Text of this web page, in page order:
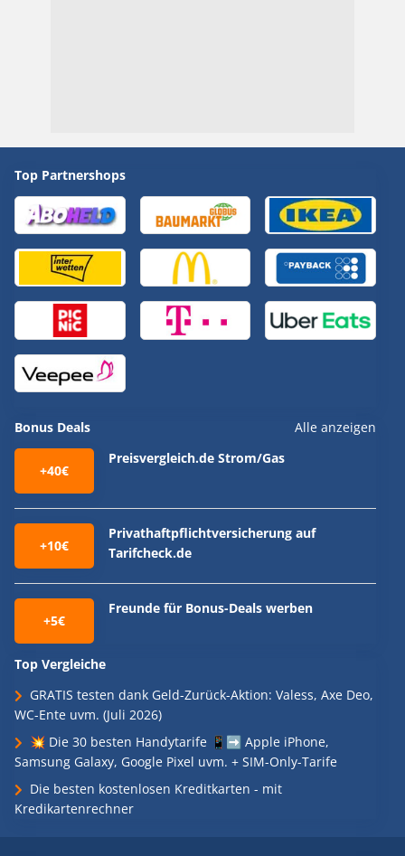
Top Partnershops
Bonus Deals Alle anzeigen
+40€
Preisvergleich.de Strom/Gas
+10€
Privathaftpflichtversicherung auf
Tarifcheck.de
+5€
Freunde für Bonus-Deals werben
Top Vergleiche
GRATIS testen dank Geld-Zurück-Aktion: Valess, Axe Deo,
WC-Ente uvm. (Juli 2026)
💥 Die 30 besten Handytarife 📱➡️ Apple iPhone,
Samsung Galaxy, Google Pixel uvm. + SIM-Only-Tarife
Die besten kostenlosen Kreditkarten - mit
Kredikartenrechner